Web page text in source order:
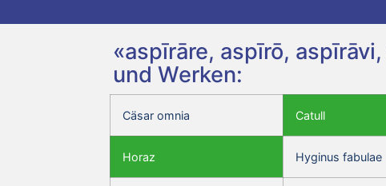
«aspīrāre, aspīrō,
und Werken:
Cäsar omnia Catull
Horaz Hyginus fabulae